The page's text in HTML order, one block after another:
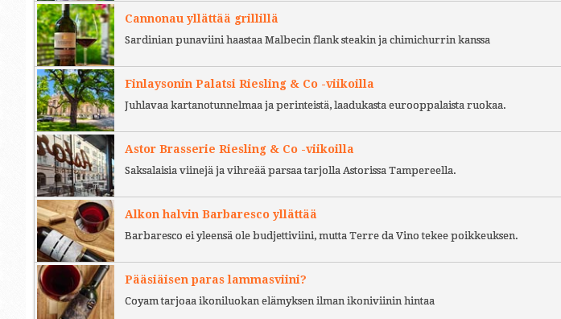
Cannonau yllättää grillillä
Sardinian punaviini haastaa Malbecin flank steakin ja chimichurrin kanssa
Finlaysonin Palatsi Riesling & Co -viikoilla
Juhlavaa kartanotunnelmaa ja perinteistä, laadukasta eurooppalaista ruokaa.
Astor Brasserie Riesling & Co -viikoilla
Saksalaisia viinejä ja vihreää parsaa tarjolla Astorissa Tampereella.
Alkon halvin Barbaresco yllättää
Barbaresco ei yleensä ole budjettiviini, mutta Terre da Vino tekee poikkeuksen.
Pääsiäisen paras lammasviini?
Coyam tarjoaa ikoniluokan elämyksen ilman ikoniviinin hintaa